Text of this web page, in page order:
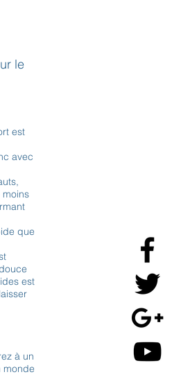
le
est
avec
que
est
à un
monde